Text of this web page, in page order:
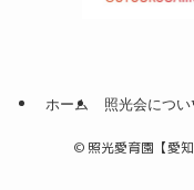
ホーム 照光会につい
©照光愛育園【愛